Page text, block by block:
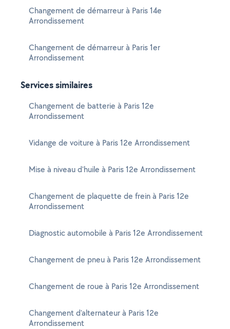
Changement de démarreur à Paris 14e
Arrondissement
Changement de démarreur à Paris 1er
Arrondissement
Services similaires
Changement de batterie à Paris 12e
Arrondissement
Vidange de voiture à Paris 12e Arrondissement
Mise à niveau d'huile à Paris 12e Arrondissement
Changement de plaquette de frein à Paris 12e
Arrondissement
Diagnostic automobile à Paris 12e Arrondissement
Changement de pneu à Paris 12e Arrondissement
Changement de roue à Paris 12e Arrondissement
Changement d'alternateur à Paris 12e
Arrondissement